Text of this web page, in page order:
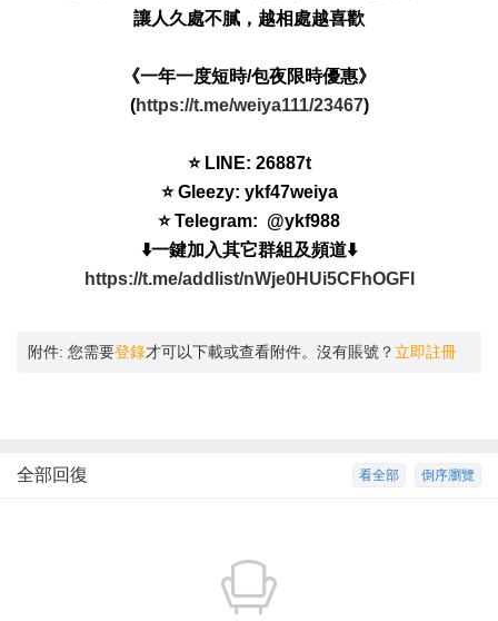
讓人久處不膩，越相處越喜歡
《一年一度短時/包夜限時優惠》
(https://t.me/weiya111/23467)
⭐ LINE: 26887t
⭐ Gleezy: ykf47weiya
⭐ Telegram: @ykf988
⬇️一鍵加入其它群組及頻道⬇️
https://t.me/addlist/nWje0HUi5CFhOGFl
附件: 您需要登錄才可以下載或查看附件。沒有賬號？ 立即註冊
倒序瀏覽
看全部
全部回復